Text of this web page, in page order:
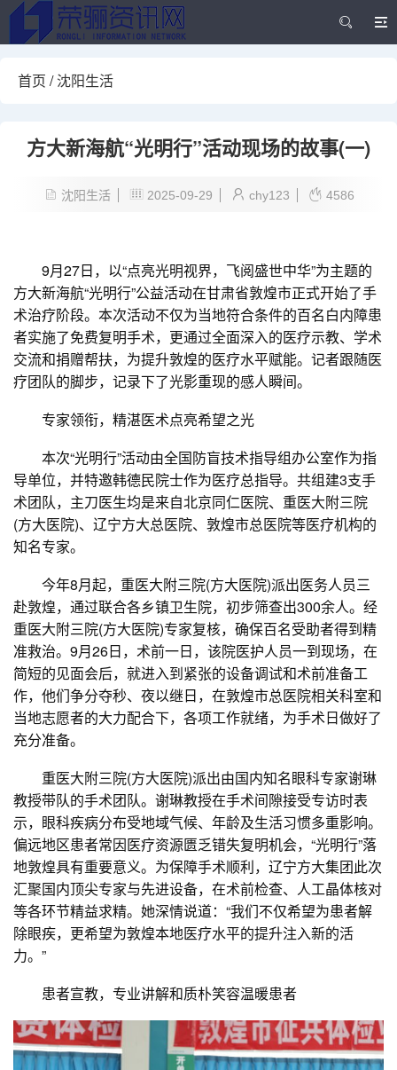
首页 /沈阳生活
方大新海航“光明行”活动现场的故事(一)
沈阳生活 2025-09-29 chy123 4586
9月27日，以“点亮光明视界，飞阅盛世中华”为主题的
方大新海航“光明行”公益活动在甘肃省敦煌市正式开始了手
术治疗阶段。本次活动不仅为当地符合条件的百名白内障患
者实施了免费复明手术，更通过全面深入的医疗示教、学术
交流和捐赠帮扶，为提升敦煌的医疗水平赋能。记者跟随医
疗团队的脚步，记录下了光影重现的感人瞬间。
专家领衔，精湛医术点亮希望之光
本次“光明行”活动由全国防盲技术指导组办公室作为指
导单位，并特邀韩德民院士作为医疗总指导。共组建3支手
术团队，主刀医生均是来自北京同仁医院、重医大附三院
(方大医院)、辽宁方大总医院、敦煌市总医院等医疗机构的
知名专家。
今年8月起，重医大附三院(方大医院)派出医务人员三
赴敦煌，通过联合各乡镇卫生院，初步筛查出300余人。经
重医大附三院(方大医院)专家复核，确保百名受助者得到精
准救治。9月26日，术前一日，该院医护人员一到现场，在
简短的见面会后，就进入到紧张的设备调试和术前准备工
作，他们争分夺秒、夜以继日，在敦煌市总医院相关科室和
当地志愿者的大力配合下，各项工作就绪，为手术日做好了
充分准备。
重医大附三院(方大医院)派出由国内知名眼科专家谢琳
教授带队的手术团队。谢琳教授在手术间隙接受专访时表
示，眼科疾病分布受地域气候、年龄及生活习惯多重影响。
偏远地区患者常因医疗资源匮乏错失复明机会，“光明行”落
地敦煌具有重要意义。为保障手术顺利，辽宁方大集团此次
汇聚国内顶尖专家与先进设备，在术前检查、人工晶体核对
等各环节精益求精。她深情说道：“我们不仅希望为患者解
除眼疾，更希望为敦煌本地医疗水平的提升注入新的活
力。”
患者宣教，专业讲解和质朴笑容温暖患者